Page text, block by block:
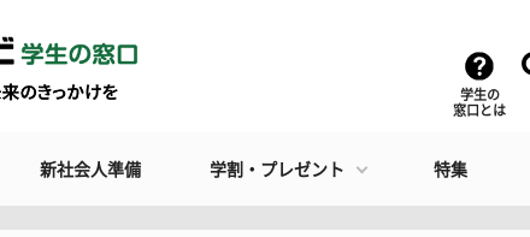
学生の
窓口とは
新社会人準備 学割・プレゼント 特集